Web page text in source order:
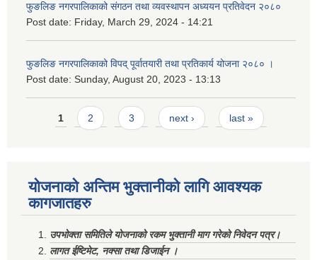
फुङलिङ नगरपालिकाको संगठन तथा व्यवस्थापन अध्ययन प्रतिवेदन २०८०
Post date: Friday, March 29, 2024 - 14:21
फुङलिङ नगरपालिकाको विपद् पूर्वातयारी तथा प्रतिकार्य योजना २०८० ।
Post date: Sunday, August 20, 2023 - 13:13
Pages
1 2 3 next › last »
योजनाको अन्तिम भुक्तानीको लागि आवश्यक
कागजातहरु
उपभोक्ता समितिले योजनाको रकम भुक्तानी माग गरेको निवेदन पत्र।
लागत ईष्टिमेट, नक्सा तथा डिजाईन ।